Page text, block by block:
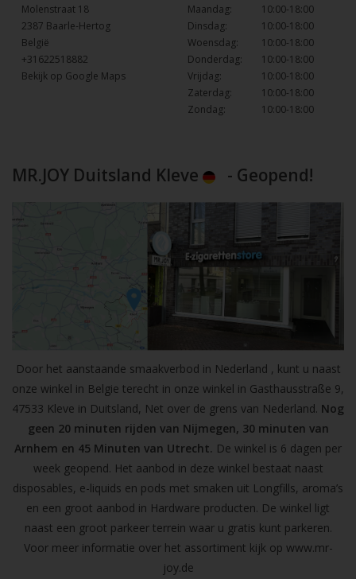
Molenstraat 18
2387 Baarle-Hertog
België
+31622518882
Bekijk op Google Maps
Maandag:
10:00-18:00
Dinsdag:
10:00-18:00
Woensdag:
10:00-18:00
Donderdag:
10:00-18:00
Vrijdag:
10:00-18:00
Zaterdag:
10:00-18:00
Zondag:
10:00-18:00
MR.JOY Duitsland Kleve - Geopend!
Door het aanstaande smaakverbod in Nederland , kunt u naast
onze winkel in Belgie terecht in onze winkel in Gasthausstraße 9,
47533 Kleve in Duitsland, Net over de grens van Nederland. Nog
geen 20 minuten rijden van Nijmegen, 30 minuten van
Arnhem en 45 Minuten van Utrecht. De winkel is 6 dagen per
week geopend. Het aanbod in deze winkel bestaat naast
disposables, e-liquids en pods met smaken uit Longfills, aroma’s
en een groot aanbod in Hardware producten. De winkel ligt
naast een groot parkeer terrein waar u gratis kunt parkeren.
Voor meer informatie over het assortiment kijk op www.mr-
joy.de